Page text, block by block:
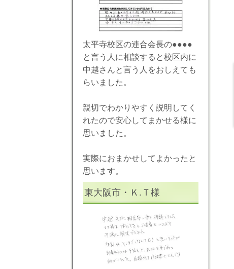
太平寺校区の連合会長の●●●●
と言う人に相談すると校区内に
中越さんと言う人をおしえても
らいました。
親切でわかりやすく説明してく
れたので安心してまかせる様に
思いました。
実際におまかせしてよかったと
思います。
東大阪市・Ｋ.Ｔ様